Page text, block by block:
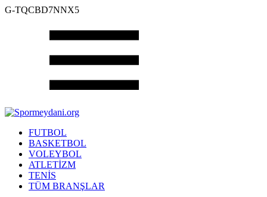
G-TQCBD7NNX5
FUTBOL
BASKETBOL
VOLEYBOL
ATLETİZM
TENİS
TÜM BRANŞLAR